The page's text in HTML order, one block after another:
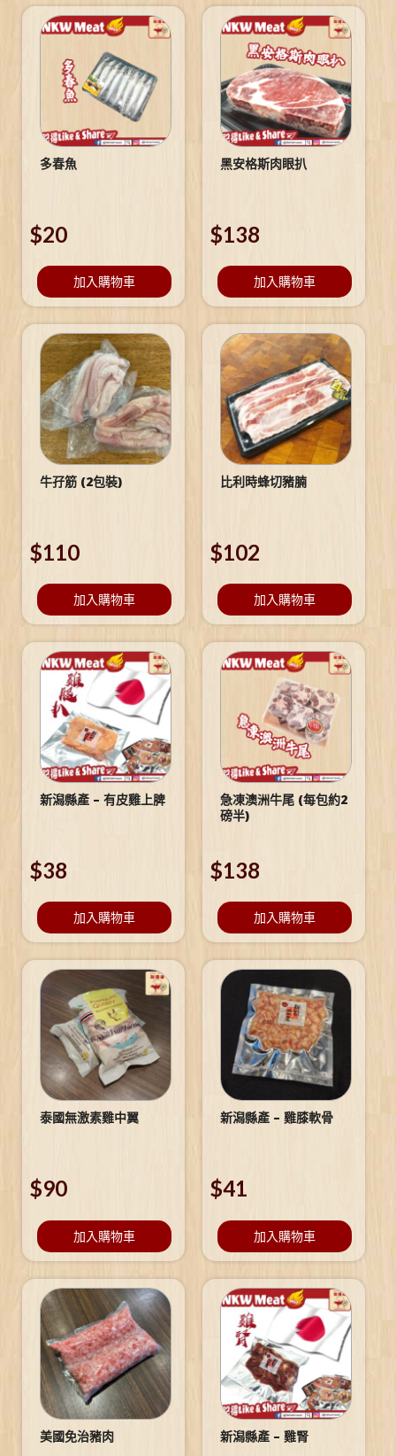
多春魚
$20
加入購物車
黑安格斯肉眼扒
$138
加入購物車
牛孖筋 (2包裝)
$110
加入購物車
比利時蜂切豬腩
$102
加入購物車
新潟縣產 – 有皮雞上脾
$38
加入購物車
急凍澳洲牛尾 (每包約2
磅半)
$138
加入購物車
泰國無激素雞中翼
$90
加入購物車
新潟縣產 – 雞膝軟骨
$41
加入購物車
美國免治豬肉 新潟縣產 – 雞腎